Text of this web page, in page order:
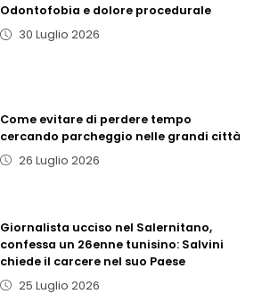
Odontofobia e dolore procedurale
30 Luglio 2026
Come evitare di perdere tempo
cercando parcheggio nelle grandi città
26 Luglio 2026
Giornalista ucciso nel Salernitano,
confessa un 26enne tunisino: Salvini
chiede il carcere nel suo Paese
25 Luglio 2026